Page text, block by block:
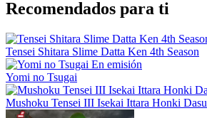
Recomendados para ti
Tensei Shitara Slime Datta Ken 4th Season
En emisión
Yomi no Tsugai
Mushoku Tensei III Isekai Ittara Honki Dasu